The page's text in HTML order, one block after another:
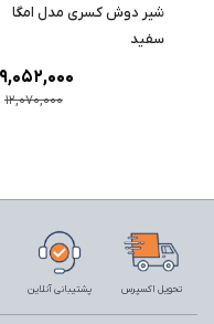
شیر دوش کسری مدل امگا
سفید
12,070,000
9,052,000
تحویل اکسپرس پشتیبانی آنلاین